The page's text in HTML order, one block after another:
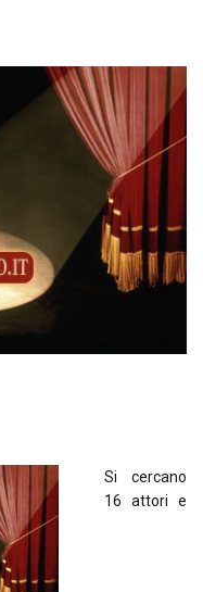
Si cercano
16 attori e